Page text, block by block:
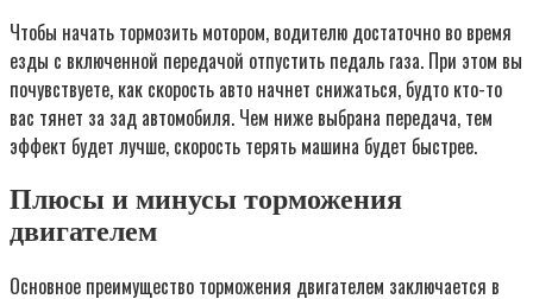
Чтобы начать тормозить мотором, водителю достаточно во время
езды с включенной передачой отпустить педаль газа. При этом вы
почувствуете, как скорость авто начнет снижаться, будто кто-то
вас тянет за зад автомобиля. Чем ниже выбрана передача, тем
эффект будет лучше, скорость терять машина будет быстрее.
Плюсы и минусы торможения
двигателем
Основное преимущество торможения двигателем заключается в